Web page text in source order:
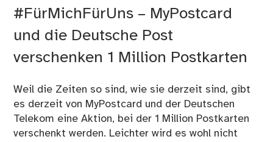
#FürMichFürUns – MyPostcard
und die Deutsche Post
verschenken 1 Million Postkarten
Weil die Zeiten so sind, wie sie derzeit sind, gibt
es derzeit von MyPostcard und der Deutschen
Telekom eine Aktion, bei der 1 Million Postkarten
verschenkt werden. Leichter wird es wohl nicht